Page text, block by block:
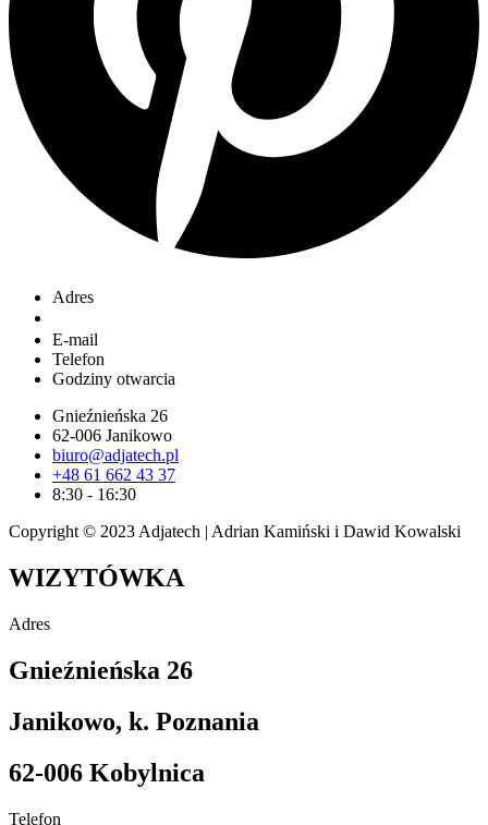
Adres
E-mail
Telefon
Godziny otwarcia
Gnieźnieńska 26
62-006 Janikowo
biuro@adjatech.pl
+48 61 662 43 37
8:30 - 16:30
Copyright © 2023 Adjatech | Adrian Kamiński i Dawid Kowalski
WIZYTÓWKA
Adres
Gnieźnieńska 26
Janikowo, k. Poznania
62-006 Kobylnica
Telefon